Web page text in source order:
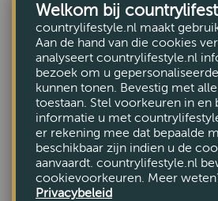
Theepot Lily & Lotus
€69,95
Welkom bij
countrylifestyle.nl maakt
Aan de hand van die cookies
analyseert countrylifestyle.nl
bezoek om u
kunnen tonen. Bevestig met
toestaan. Stel voorkeuren in en
informatie u met
er rekening mee dat bepaalde
beschikbaar zijn indien u de
aanvaardt. countrylifestyle.nl
cookievoorkeuren. Meer
Privacybeleid